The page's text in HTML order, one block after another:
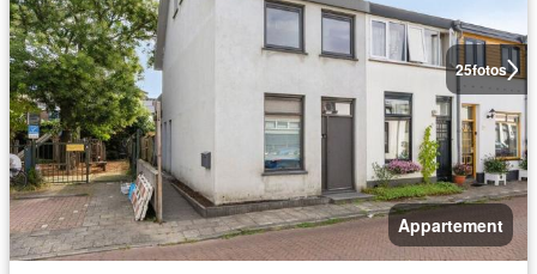
25fotos
Appartement